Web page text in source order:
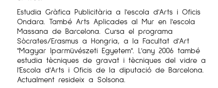
Estudia Gràfica Publicitària a l'escola d'Arts i Oficis
Ondara. També Arts Aplicades al Mur en l'escola
Massana de Barcelona. Cursa el programa
Sòcrates/Erasmus a Hongria, a la Facultat d'Art
"Magyar Iparmüvészeti Egyetem". L'any 2006 també
estudia tècniques de gravat i tècniques del vidre a
l'Escola d'Arts i Oficis de la diputació de Barcelona.
Actualment resideix a Solsona.